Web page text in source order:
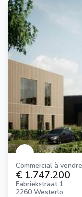
Commercial à vendre
€ 1.747.200
Fabriekstraat 1
2260 Westerlo